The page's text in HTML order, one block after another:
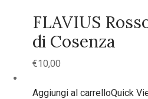
FLAVIUS
di Cosenza
€10,00
Aggiungi al carrelloQuick